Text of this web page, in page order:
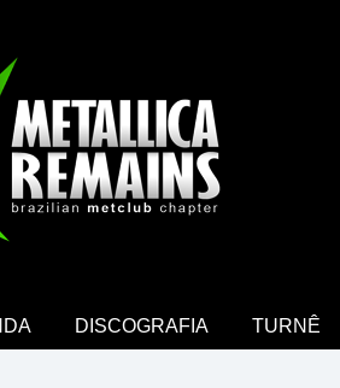
DISCOGRAFIA TURNÊ